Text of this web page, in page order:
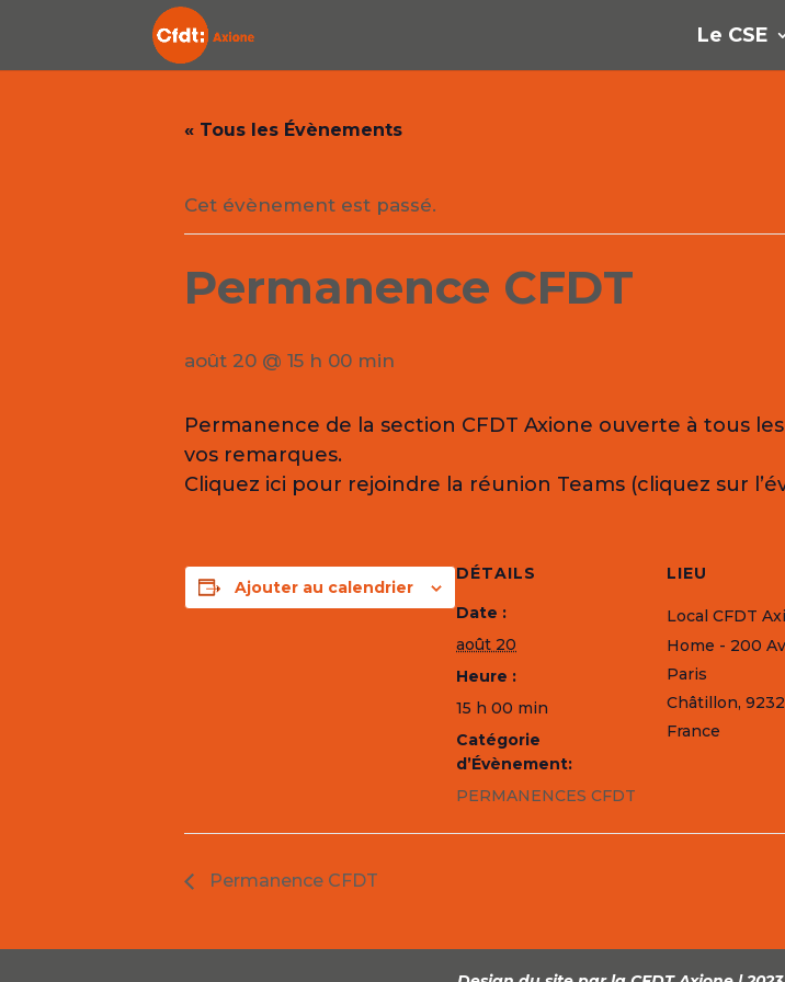
Le CSE
« Tous les Évènements
Cet évènement est passé.
Permanence CFDT
août 20 @ 15 h 00 min
Permanence de la section CFDT Axione ouverte à tous
vos remarques.
Cliquez ici pour rejoindre la réunion Teams (cliquez sur
Ajouter au calendrier
DÉTAILS
Date :
août 20
Heure :
15 h 00 min
Catégorie
d’Évènement:
PERMANENCES CFDT
LIEU
Local CFDT
Home - 200
Paris
Châtillon,
France
Permanence CFDT